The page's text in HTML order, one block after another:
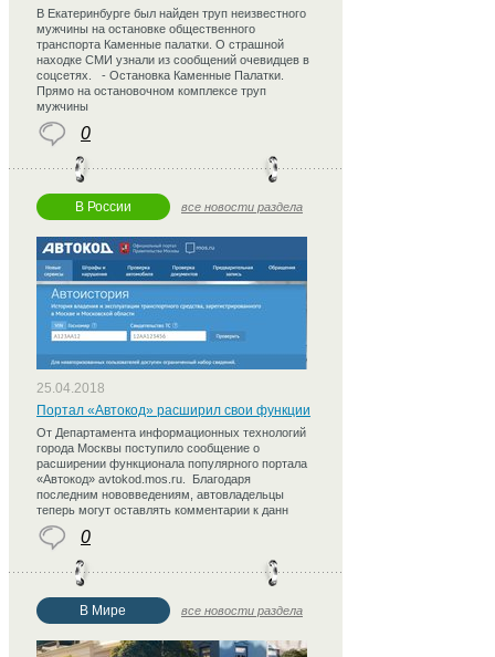
В Екатеринбурге был найден труп неизвестного
мужчины на остановке общественного
транспорта Каменные палатки. О страшной
находке СМИ узнали из сообщений очевидцев в
соцсетях. - Остановка Каменные Палатки.
Прямо на остановочном комплексе труп
мужчины
0
В России все новости раздела
25.04.2018
Портал «Автокод» расширил свои функции
От Департамента информационных технологий
города Москвы поступило сообщение о
расширении функционала популярного портала
«Автокод» avtokod.mos.ru. Благодаря
последним нововведениям, автовладельцы
теперь могут оставлять комментарии к данн
0
В Мире все новости раздела